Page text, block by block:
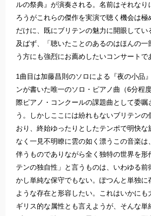
ルの祭典』が演奏される。名前はそれなり
ろうがこれらの傑作を実演で聴く機会は極
だけに、既にブリテンの魅力に開眼してい
及ばず、「聴いたことのあるのはほんの一
う方にも強烈にお薦めしたいコンサートで
1曲目は加藤昌則のソロによる『夜の小品
ンが書いた唯一のソロ・ピアノ曲（6分程
際ピアノ・コンクールの課題曲として委嘱
う。しかしここには紛れもないブリテンの
おり、終始ゆったりとしたテンポで明快な
なく一見不明瞭に雲の如く漂うこの音楽は
伴うものでありながら全く独特の世界を形
テンの独自性」と言うものは、いわゆる前
かし単純な保守でもない。ぽつんと単独に
ような存在と形容したい。これはいかにも
ギリス的な属性とも言えようが、そんな単